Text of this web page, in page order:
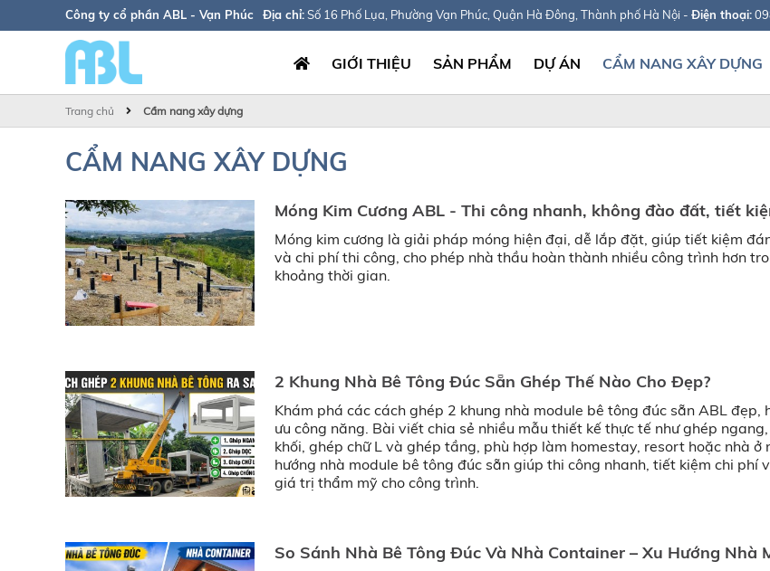
Công ty cổ phần ABL - Vạn Phúc Địa chỉ:Số 16 Phố Lụa, Phường Vạn Phúc, Quận Hà Đông, Thành phố Hà Nội - Điện thoại:
GIỚI THIỆU SẢN PHẨM DỰ ÁN CẨM NANG XÂY DỰNG
Trang chủ Cẩm nang xây dựng
CẨM NANG XÂY DỰNG
Móng Kim Cương ABL - Thi công nhanh, không đào đất, tiết
Móng kim cương là giải pháp móng hiện đại, dễ lắp đặt, giúp tiết kiệm
và chi phí thi công, cho phép nhà thầu hoàn thành nhiều công trình hơn
khoảng thời gian.
2 Khung Nhà Bê Tông Đúc Sẵn Ghép Thế Nào Cho Đẹp?
Khám phá các cách ghép 2 khung nhà module bê tông đúc sẵn ABL đẹp,
ưu công năng. Bài viết chia sẻ nhiều mẫu thiết kế thực tế như ghép
khối, ghép chữ L và ghép tầng, phù hợp làm homestay, resort hoặc nhà ở
hướng nhà module bê tông đúc sẵn giúp thi công nhanh, tiết kiệm chi phí
giá trị thẩm mỹ cho công trình.
So Sánh Nhà Bê Tông Đúc Và Nhà Container – Xu Hướng Nhà